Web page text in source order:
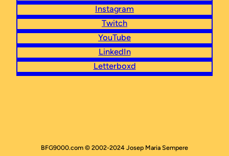
Instagram
Twitch
YouTube
LinkedIn
Letterboxd
BFG9000.com © 2002-2024 Josep Maria Sempere